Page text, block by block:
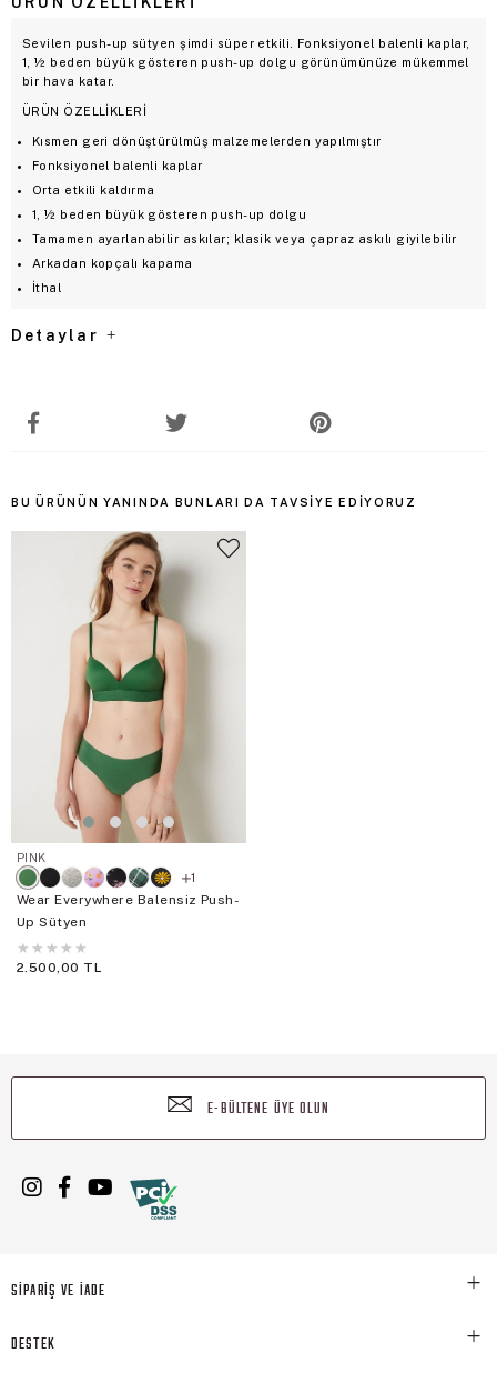
Sevilen push-up sütyen şimdi süper etkili. Fonksiyonel balenli kaplar,
1, ½ beden büyük gösteren push-up dolgu görünümünüze mükemmel
bir hava katar.
ÜRÜN ÖZELLİKLERİ
Kısmen geri dönüştürülmüş malzemelerden yapılmıştır
Fonksiyonel balenli kaplar
Orta etkili kaldırma
1, ½ beden büyük gösteren push-up dolgu
Tamamen ayarlanabilir askılar; klasik veya çapraz askılı giyilebilir
Arkadan kopçalı kapama
İthal
Detaylar
BU ÜRÜNÜN YANINDA BUNLARI DA TAVSIYE EDIYORUZ
PINK
1
Wear Everywhere Balensiz Push-
Up Sütyen
★ ★ ★ ★ ★
2.500,00 TL
E-BÜLTENE ÜYE OLUN
SİPARİŞ VE İADE
DESTEK